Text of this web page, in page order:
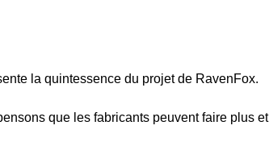
la quintessence du projet de RavenFox.
que les fabricants peuvent faire plus et